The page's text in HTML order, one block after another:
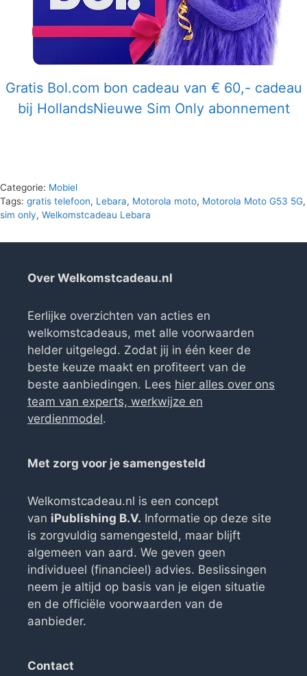
Gratis Bol.com bon cadeau van € 60,- cadeau
bij HollandsNieuwe Sim Only abonnement
Categorie: Mobiel
Tags: gratis telefoon, Lebara, Motorola moto, Motorola Moto G53 5G,
sim only, Welkomstcadeau Lebara
Over Welkomstcadeau.nl
Eerlijke overzichten van acties en
welkomstcadeaus, met alle voorwaarden
helder uitgelegd. Zodat jij in één keer de
beste keuze maakt en profiteert van de
beste aanbiedingen. Lees hier alles over ons
team van experts, werkwijze en
verdienmodel.
Met zorg voor je samengesteld
Welkomstcadeau.nl is een concept
van iPublishing B.V. Informatie op deze site
is zorgvuldig samengesteld, maar blijft
algemeen van aard. We geven geen
individueel (financieel) advies. Beslissingen
neem je altijd op basis van je eigen situatie
en de officiële voorwaarden van de
aanbieder.
Contact